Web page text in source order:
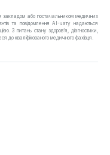
закладом або постачальником медичних
та повідомлення AI-чату надаються
З питань стану здоров’я, діагностики,
до кваліфікованого медичного фахівця.